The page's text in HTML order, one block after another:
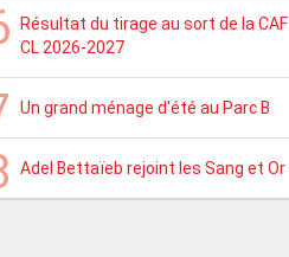
Résultat du tirage au sort de la CAF
CL 2026-2027
Un grand ménage d'été au Parc B
Adel Bettaïeb rejoint les Sang et Or